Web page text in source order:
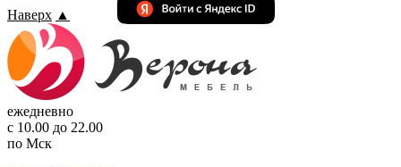
Наверх ▲
ежедневно
с 10.00 до 22.00
по Мск